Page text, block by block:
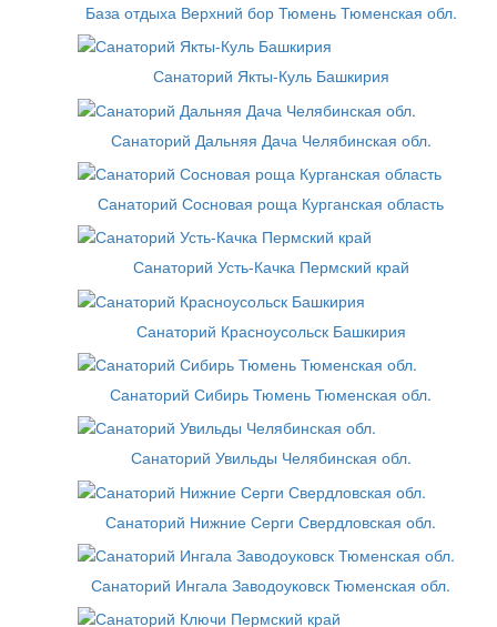
База отдыха Верхний бор Тюмень Тюменская обл.
Санаторий Якты-Куль Башкирия
Санаторий Дальняя Дача Челябинская обл.
Санаторий Сосновая роща Курганская область
Санаторий Усть-Качка Пермский край
Санаторий Красноусольск Башкирия
Санаторий Сибирь Тюмень Тюменская обл.
Санаторий Увильды Челябинская обл.
Санаторий Нижние Серги Свердловская обл.
Санаторий Ингала Заводоуковск Тюменская обл.